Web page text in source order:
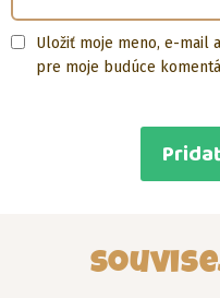
Uložiť moje meno, e-mail
pre moje budúce